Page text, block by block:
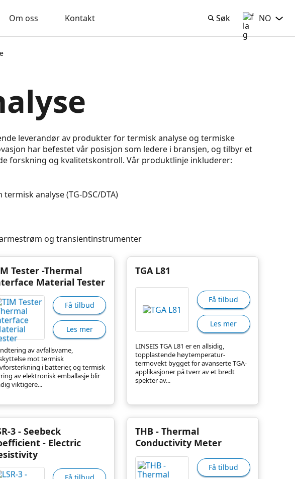
Om oss Kontakt Søk
Søk NorskNO
leverandør av produkter for termisk analyse og termiske
har befestet vår posisjon som ledere i bransjen, og tilbyr et
forskning og kvalitetskontroll. Vår produktlinje inkluderer:
analyse (TG-DSC/DTA)
og transientinstrumenter
Tester -Thermal
Material Tester
av avfallsvame,
mot termisk
i batterier, og termisk
av elektronisk emballasje blir
viktigere...
Få tilbud
Les mer
TGA L81
LINSEIS TGA L81 er en allsidig,
topplastende høytemperatur-
termovekt bygget for avanserte TGA-
applikasjoner på tverr av et bredt
spekter av...
Få tilbud
Les mer
3 - Seebeck
- Electric
THB - Thermal
Conductivity Meter
Få tilbud